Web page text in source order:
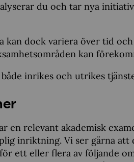
du och tar nya
kan dock variera över tid
kan
inrikes och utrikes
en relevant akademisk
inriktning. Vi ser gärna
ett eller flera av följande